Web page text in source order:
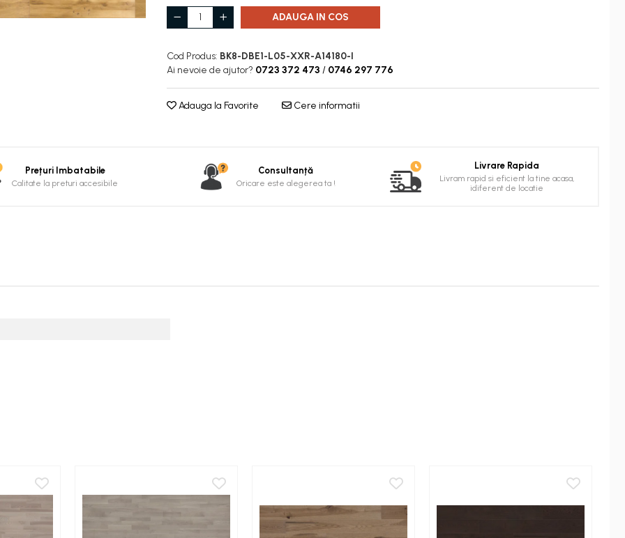
ADAUGA IN COS
Cod Produs: BK8-DBE1-L05-XXR-A14180-I
Ai nevoie de ajutor? 0723 372 473 / 0746 297 776
Adauga la Favorite Cere informatii
Prețuri Imbatabile
Calitate la preturi accesibile
Consultanță
Oricare este alegerea ta !
Livrare Rapida
Livram rapid si eficient la tine acasa,
idiferent de locatie